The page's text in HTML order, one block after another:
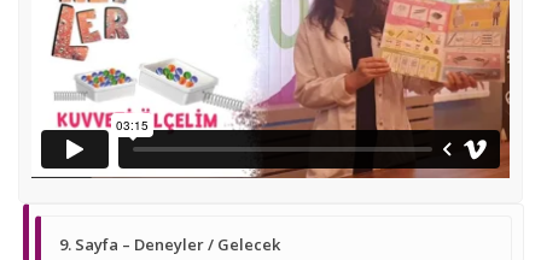
9. Sayfa – Deneyler / Gelecek